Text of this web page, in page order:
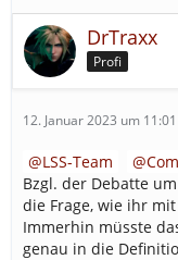
DrTraxx
Profi
12. Januar 2023 um 11:01
LSS-Team
Bzgl. der Debatte
die Frage, wie ihr
Immerhin müsste
genau in die